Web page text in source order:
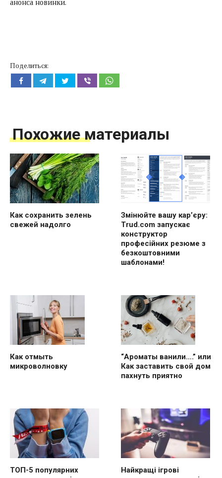
анонса новинки.
Поделиться:
Похожие материалы
Как сохранить зелень
свежей надолго
Змінюйте вашу кар’єру:
Trud.com запускає
конструктор
професійних резюме з
безкоштовними
шаблонами!
Как отмыть
микроволновку
“Ароматы ванили….” или
Как заставить свой дом
пахнуть приятно
ТОП-5 популярних
Найкращі ігрові